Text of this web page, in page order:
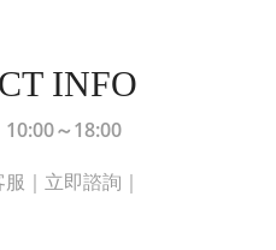
INFO
10:00～18:00
｜立即諮詢｜